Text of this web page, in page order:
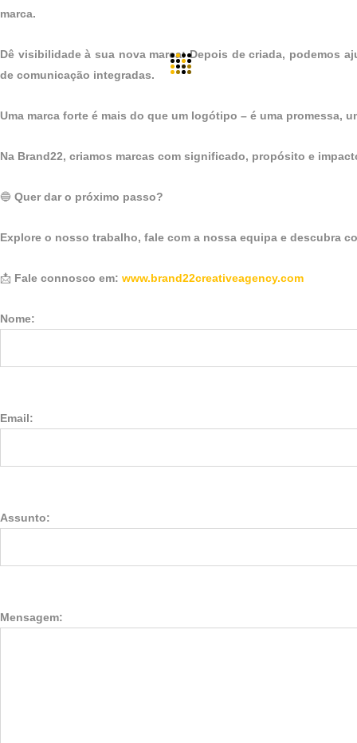
marca.
Dê visibilidade à sua nova marca: Depois de criada, podemos
de comunicação integradas.
Uma marca forte é mais do que um logótipo – é uma promessa,
Na Brand22, criamos marcas com significado, propósito e
🔵 Quer dar o próximo passo?
Explore o nosso trabalho, fale com a nossa equipa e descubra
📩 Fale connosco em: www.brand22creativeagency.com
Nome:
Email:
Assunto:
Mensagem: